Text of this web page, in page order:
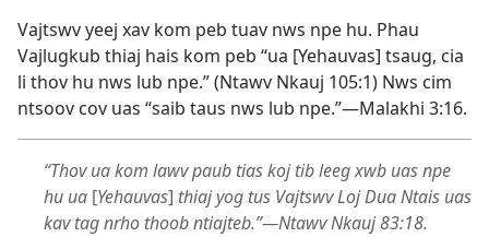
Vajtswv yeej xav kom peb tuav nws npe hu. Phau
Vajlugkub thiaj hais kom peb “ua [Yehauvas] tsaug, cia
li thov hu nws lub npe.” (Ntawv Nkauj 105:1) Nws cim
ntsoov cov uas “saib taus nws lub npe.”​—Malakhi 3:16.
“Thov ua kom lawv paub tias koj tib leeg xwb uas npe
hu ua [Yehauvas] thiaj yog tus Vajtswv Loj Dua Ntais uas
kav tag nrho thoob ntiajteb.”​—Ntawv Nkauj 83:18.